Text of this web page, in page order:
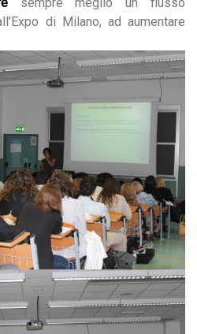
di Milano, ad aumentare